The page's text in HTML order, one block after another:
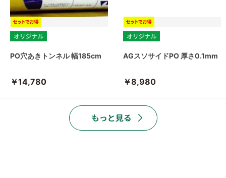
PO穴あきトンネル 幅185cm
￥14,780
AGスソサイドPO 厚さ0.1mm
￥8,980